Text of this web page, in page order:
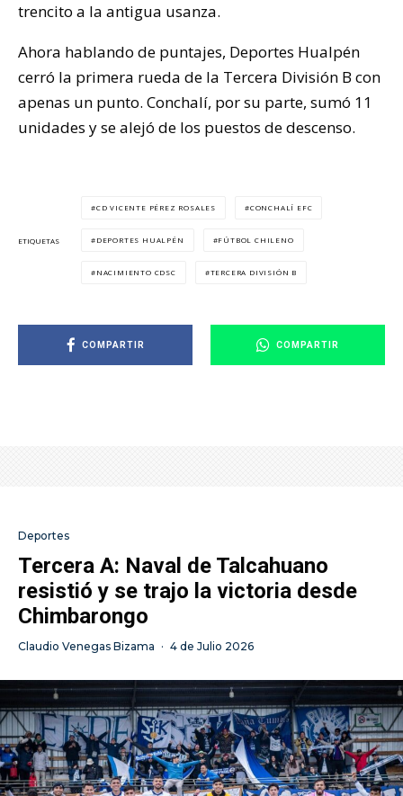
trencito a la antigua usanza.
Ahora hablando de puntajes, Deportes Hualpén
cerró la primera rueda de la Tercera División B con
apenas un punto. Conchalí, por su parte, sumó 11
unidades y se alejó de los puestos de descenso.
ETIQUETAS
CD VICENTE PÉREZ ROSALES CONCHALÍ EFC
DEPORTES HUALPÉN FÚTBOL CHILENO
NACIMIENTO CDSC TERCERA DIVISIÓN B
COMPARTIR COMPARTIR
Deportes
Tercera A: Naval de Talcahuano
resistió y se trajo la victoria desde
Chimbarongo
Claudio Venegas Bizama · 4 de Julio 2026